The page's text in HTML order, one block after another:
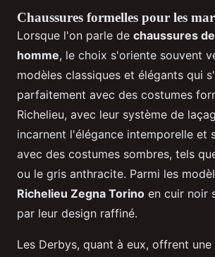
Chaussures formelles pour les
Lorsque l'on parle de chaussures
homme, le choix s'oriente souvent
modèles classiques et élégants qui
parfaitement avec des costumes
Richelieu, avec leur système de
incarnent l'élégance intemporelle et
avec des costumes sombres, tels
ou le gris anthracite. Parmi les
Richelieu Zegna Torino en cuir noir
par leur design raffiné.
Les Derbys, quant à eux, offrent